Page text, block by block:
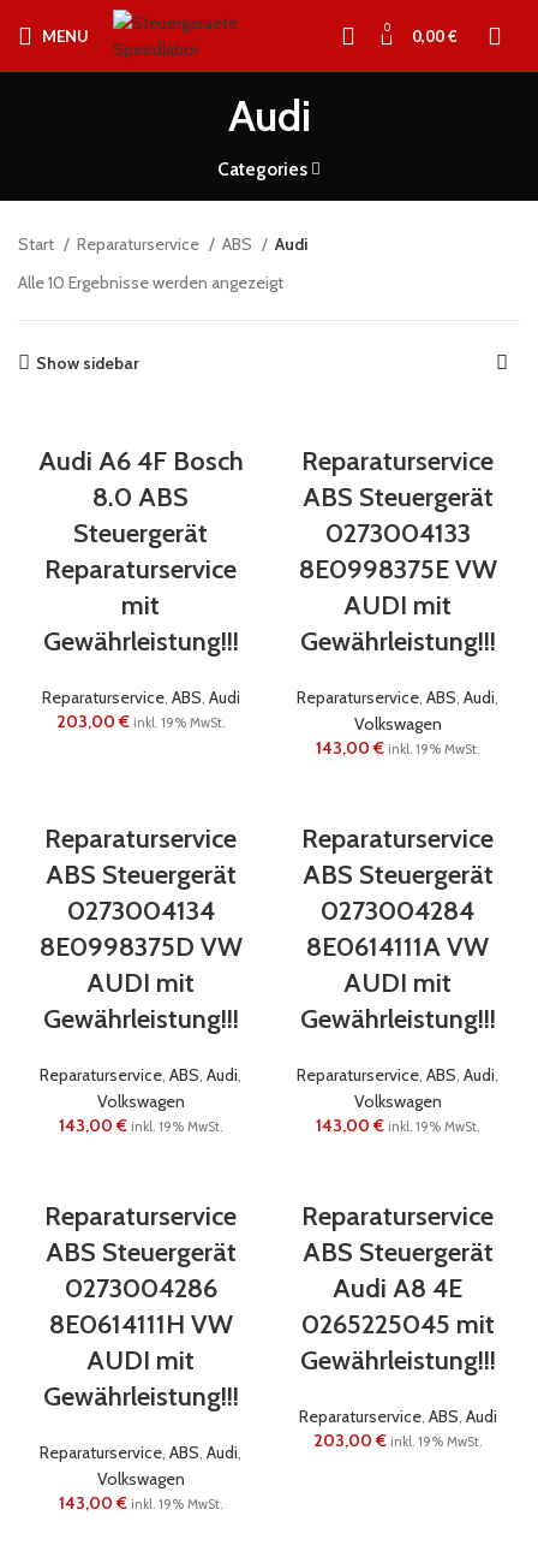
MENU 0 0,00€
Audi
Categories
Start Reparaturservice ABS
Audi
Alle 10 Ergebnisse werden angezeigt
Show sidebar
Audi A6 4F Bosch
8.0 ABS
Steuergerät
Reparaturservice
mit
Gewährleistung!!!
Reparaturservice, ABS, Audi
203,00€ inkl. 19% MwSt.
Reparaturservice
ABS Steuergerät
0273004133
8E0998375E VW
AUDI mit
Gewährleistung!!!
Reparaturservice, ABS, Audi,
Volkswagen
143,00€ inkl. 19% MwSt.
Reparaturservice
ABS Steuergerät
0273004134
8E0998375D VW
AUDI mit
Gewährleistung!!!
Reparaturservice, ABS, Audi,
Volkswagen
143,00€ inkl. 19% MwSt.
Reparaturservice
ABS Steuergerät
0273004284
8E0614111A VW
AUDI mit
Gewährleistung!!!
Reparaturservice, ABS, Audi,
Volkswagen
143,00€ inkl. 19% MwSt.
Reparaturservice
ABS Steuergerät
0273004286
8E0614111H VW
AUDI mit
Gewährleistung!!!
Reparaturservice, ABS, Audi,
Volkswagen
143,00€ inkl. 19% MwSt.
Reparaturservice
ABS Steuergerät
Audi A8 4E
0265225045 mit
Gewährleistung!!!
Reparaturservice, ABS, Audi
203,00€ inkl. 19% MwSt.